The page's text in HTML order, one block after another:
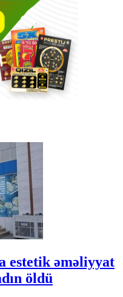
estetik əməliyyat
öldü